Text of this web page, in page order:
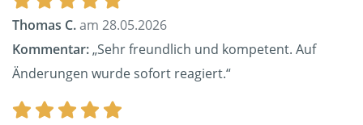
Thomas C.am 28.05.2026
Kommentar:„Sehr freundlich und kompetent. Auf
Änderungen wurde sofort reagiert.“